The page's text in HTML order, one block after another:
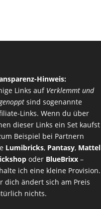
Hinweis:
Links auf Verklemmt und
sind sogenannte
Links. Wenn du über
dieser Links ein Set kaufst
Beispiel bei Partnern
Lumibricks, Pantasy, Mattel
oder BlueBrixx –
ich eine kleine Provision.
dich ändert sich am Preis
nichts.